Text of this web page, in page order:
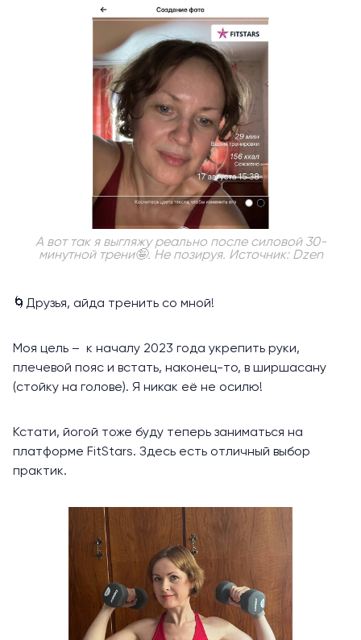
А вот так я выгляжу реально после силовой 30-
минутной трени🤪. Не позируя. Источник: Dzen
🌀Друзья, айда тренить со мной!
Моя цель – к началу 2023 года укрепить руки,
плечевой пояс и встать, наконец-то, в ширшасану
(стойку на голове). Я никак её не осилю!
Кстати, йогой тоже буду теперь заниматься на
платформе FitStars. Здесь есть отличный выбор
практик.